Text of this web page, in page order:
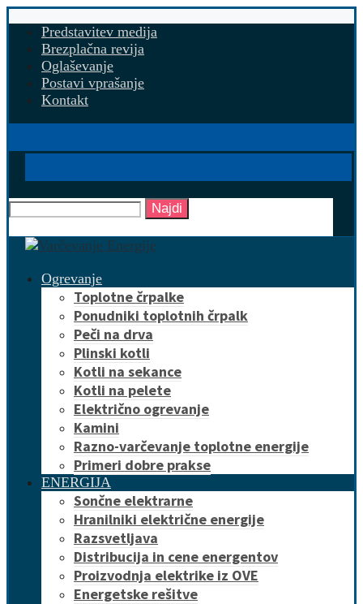
Predstavitev medija
Brezplačna revija
Oglaševanje
Postavi vprašanje
Kontakt
Najdi
Ogrevanje
Toplotne črpalke
Ponudniki toplotnih črpalk
Peči na drva
Plinski kotli
Kotli na sekance
Kotli na pelete
Električno ogrevanje
Kamini
Razno-varčevanje toplotne energije
Primeri dobre prakse
ENERGIJA
Sončne elektrarne
Hranilniki električne energije
Razsvetljava
Distribucija in cene energentov
Proizvodnja elektrike iz OVE
Energetske rešitve